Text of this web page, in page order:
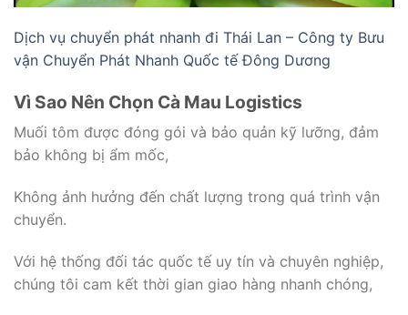
Dịch vụ chuyển phát nhanh đi Thái Lan – Công ty Bưu
vận Chuyển Phát Nhanh Quốc tế Đông Dương
Vì Sao Nên Chọn Cà Mau Logistics
Muối tôm được đóng gói và bảo quản kỹ lưỡng, đảm
bảo không bị ẩm mốc,
Không ảnh hưởng đến chất lượng trong quá trình vận
chuyển.
Với hệ thống đối tác quốc tế uy tín và chuyên nghiệp,
chúng tôi cam kết thời gian giao hàng nhanh chóng,